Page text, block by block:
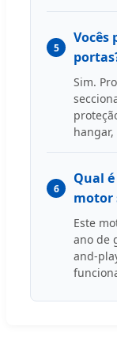
5
Vocês
Sim.
hangar,
6
Qual
motor
Este
ano de
and-